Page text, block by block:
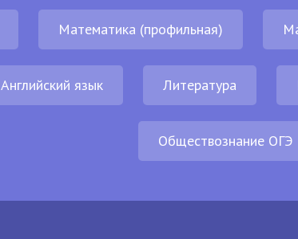
Математика (профильная)
Английский язык Литература
Обществознание ОГЭ